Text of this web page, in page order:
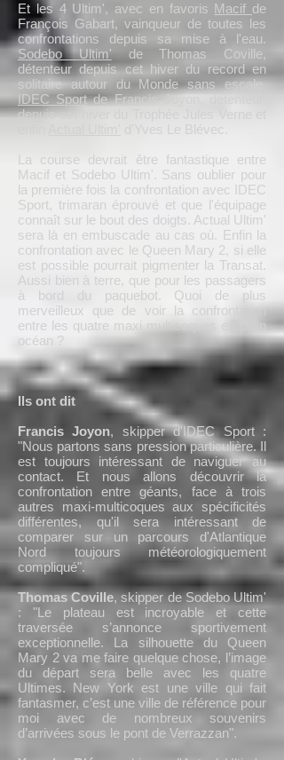
Et les 4 Ultim', avec en favoris Macif de
François Gabart, vainqueur de toutes les
confrontations depuis sa mise à l'eau.
Sodebo Ultim'de Thomas Coville,
détenteur depuis cet hiver du record en
solitaire autour du Monde sans escale.
IDEC Sportde Francis Joyon, détenteur
depuis cet hiver du Trophée Jules Verne et
d'Yves Le Blévec.
La course devrait être fantastique entre
Macif et Sodebo Ultim'. Sans oublier pour
la première fois la confrontation avec IDEC
Sport, trimaran éprouvé et que l'équipage
connaît sur le bout des doigts. Actual Ultim'
sera là en embuscade au cas où. Enfin la
confrontation avec le Queen Mary 2, si elle
est possible pourrait pigmenter la Transat.
Aussi bien à terre, que pour les passagers
à bord du paquebot. Quoi de plus
merveilleux que de voir la confrontation
entre les quatre maxi multicoques en plein
océan ?
Ils ont dit
Francis Joyon, skipper d'IDEC Sport :
"Nous partons sans pression particulière. Il
est toujours intéressant de naviguer au
contact. Et nous allons découvrir la
confrontation entre géants, face à trois
autres maxi-multicoques aux spécificités
différentes, qu'il sera intéressant de
comparer sur un parcours d'Atlantique
Nord toujours météorologiquement
compliqué".
Thomas Coville, skipper de Sodebo Ultim'
: "Le plateau est incroyable et cette
traversée s’annonce sportivement
exceptionnelle. La silhouette du Queen
Mary 2 va me faire quelque chose, l’image
du départ sera belle avec les quatre
Ultimes. New York est une ville qui fait
fantasmer, c’est une ville de référence pour
moi avec de nombreux souvenirs
d’arrivées sous le pont de Verrazzan".